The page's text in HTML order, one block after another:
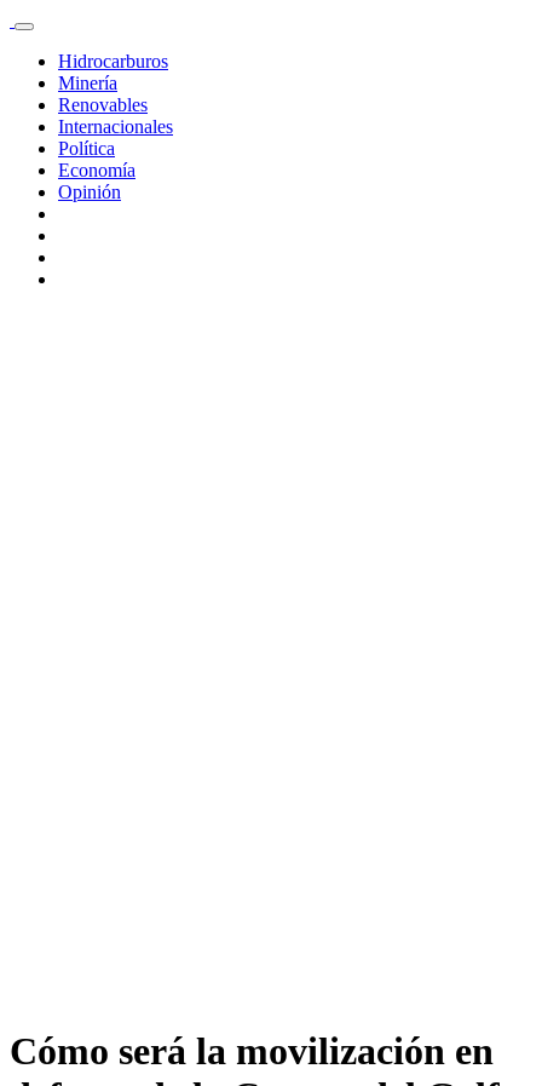
Hidrocarburos
Minería
Renovables
Internacionales
Política
Economía
Opinión
Cómo será la movilización en